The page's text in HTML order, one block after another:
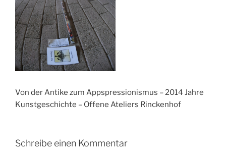
Von der Antike zum Appspressionismus – 2014 Jahre
Kunstgeschichte – Offene Ateliers Rinckenhof
Schreibe einen Kommentar